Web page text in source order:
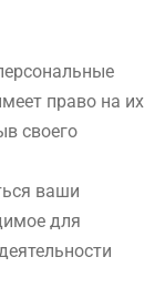
право на их
своего
ваши
для